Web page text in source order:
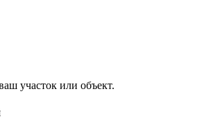
участок или объект.